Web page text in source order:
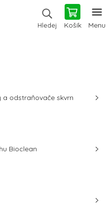
Hledej Košík Menu
a odstraňovače skvrn
Bioclean